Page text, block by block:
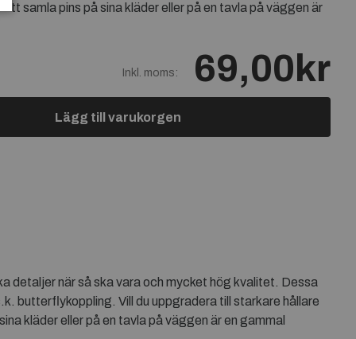
samla pins på sina kläder eller på en tavla på väggen är
Inkl. moms: 69,00kr
Lägg till varukorgen
detaljer när så ska vara och mycket hög kvalitet. Dessa
butterflykoppling. Vill du uppgradera till starkare hållare
kläder eller på en tavla på väggen är en gammal